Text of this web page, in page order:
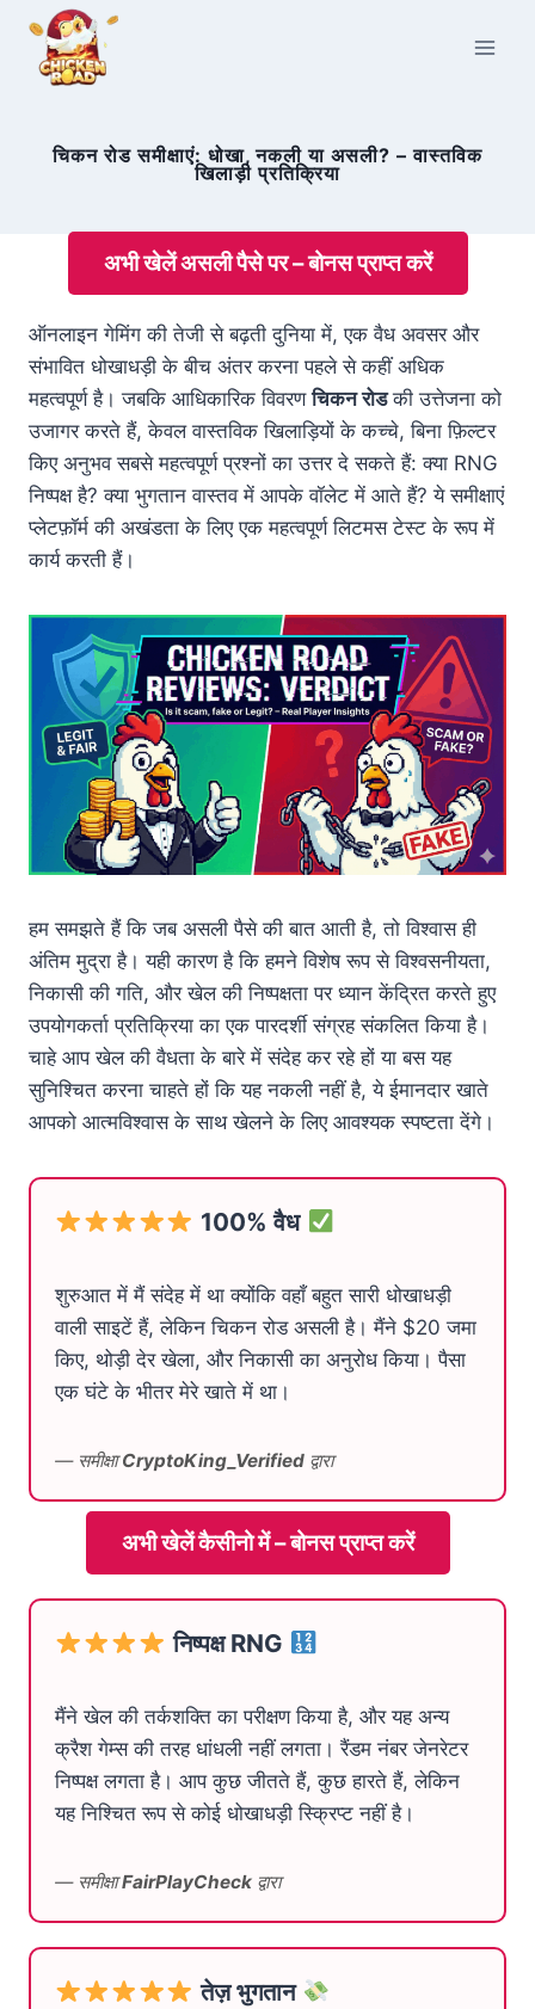
content
चिकन रोड समीक्षाएं: धोखा, नकली या असली? – वास्तविक
खिलाड़ी प्रतिक्रिया
अभी खेलें असली पैसे पर – बोनस प्राप्त करें
ऑनलाइन गेमिंग की तेजी से बढ़ती दुनिया में, एक वैध अवसर और
संभावित धोखाधड़ी के बीच अंतर करना पहले से कहीं अधिक
महत्वपूर्ण है। जबकि आधिकारिक विवरणचिकन रोडकी उत्तेजना को
उजागर करते हैं, केवल वास्तविक खिलाड़ियों के कच्चे, बिना फ़िल्टर
किए अनुभव सबसे महत्वपूर्ण प्रश्नों का उत्तर दे सकते हैं: क्या RNG
निष्पक्ष है? क्या भुगतान वास्तव में आपके वॉलेट में आते हैं? ये समीक्षाएं
प्लेटफ़ॉर्म की अखंडता के लिए एक महत्वपूर्ण लिटमस टेस्ट के रूप में
कार्य करती हैं।
हम समझते हैं कि जब असली पैसे की बात आती है, तो विश्वास ही
अंतिम मुद्रा है। यही कारण है कि हमने विशेष रूप से विश्वसनीयता,
निकासी की गति, और खेल की निष्पक्षता पर ध्यान केंद्रित करते हुए
उपयोगकर्ता प्रतिक्रिया का एक पारदर्शी संग्रह संकलित किया है।
चाहे आप खेल की वैधता के बारे में संदेह कर रहे हों या बस यह
सुनिश्चित करना चाहते हों कि यह नकली नहीं है, ये ईमानदार खाते
आपको आत्मविश्वास के साथ खेलने के लिए आवश्यक स्पष्टता देंगे।
100% वैध
शुरुआत में मैं संदेह में था क्योंकि वहाँ बहुत सारी धोखाधड़ी
वाली साइटें हैं, लेकिन चिकन रोड असली है। मैंने $20 जमा
किए, थोड़ी देर खेला, और निकासी का अनुरोध किया। पैसा
एक घंटे के भीतर मेरे खाते में था।
— समीक्षाCryptoKing_Verified द्वारा
अभी खेलें कैसीनो में – बोनस प्राप्त करें
निष्पक्ष RNG
मैंने खेल की तर्कशक्ति का परीक्षण किया है, और यह अन्य
क्रैश गेम्स की तरह धांधली नहीं लगता। रैंडम नंबर जेनरेटर
निष्पक्ष लगता है। आप कुछ जीतते हैं, कुछ हारते हैं, लेकिन
यह निश्चित रूप से कोई धोखाधड़ी स्क्रिप्ट नहीं है।
— समीक्षाFairPlayCheck द्वारा
तेज़ भुगतान